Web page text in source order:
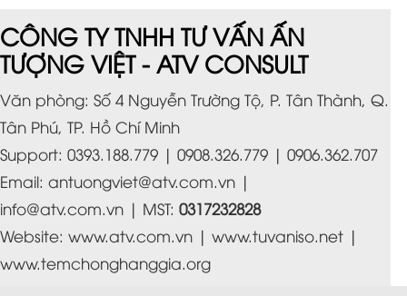
CÔNG TY TNHH TƯ VẤN ẤN
TƯỢNG VIỆT - ATV CONSULT
Văn phòng: Số 4 Nguyễn Trường Tộ, P. Tân Thành, Q.
Tân Phú, TP. Hồ Chí Minh
Support: 0393.188.779 | 0908.326.779 | 0906.362.707
Email: antuongviet@atv.com.vn |
info@atv.com.vn | MST: 0317232828
Website: www.atv.com.vn | www.tuvaniso.net |
www.temchonghanggia.org